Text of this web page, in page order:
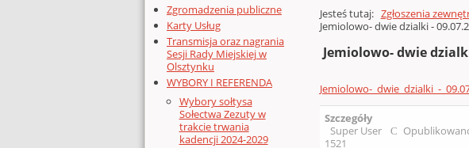
Dodatkowe zasoby (lewa kolumna)
Zgromadzenia publiczne
Karty Usług
Transmisja oraz nagrania
Sesji Rady Miejskiej w
Olsztynku
WYBORY I REFERENDA
Wybory sołtysa
Sołectwa Zezuty w
trakcie trwania
kadencji 2024-2029
Głównej zawartości
Jesteś tutaj: Zgłoszenia
Jemiolowo- dwie dzialki -
Jemiolowo- dwie
Jemiolowo-_dwie_dzialki_-
Szczegóły
Super User
1521